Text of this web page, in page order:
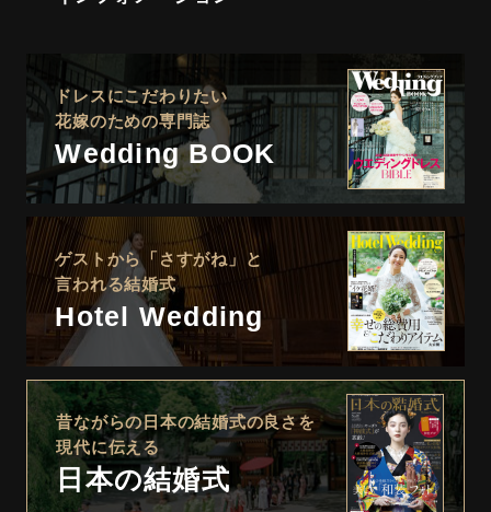
ドレスにこだわりたい
花嫁のための専門誌
Wedding BOOK
ゲストから「さすがね」と
言われる結婚式
Hotel Wedding
昔ながらの日本の結婚式の良さを
現代に伝える
日本の結婚式